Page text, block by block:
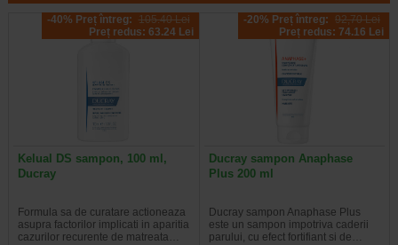
-40% Preț întreg: 105.40 Lei
Preț redus: 63.24 Lei
Kelual DS sampon, 100 ml,
Ducray
Formula sa de curatare actioneaza
asupra factorilor implicati in aparitia
cazurilor recurente de matreata…
-20% Preț întreg: 92,70 Lei
Preț redus: 74.16 Lei
Ducray sampon Anaphase
Plus 200 ml
Ducray sampon Anaphase Plus
este un sampon impotriva caderii
parului, cu efect fortifiant si de…